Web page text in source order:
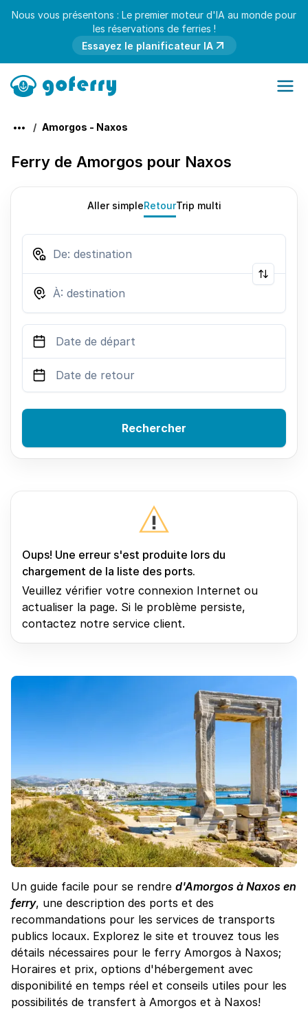
Nous vous présentons : Le premier moteur d'IA au monde pour
les réservations de ferries !
Essayez le planificateur IA
Amorgos - Naxos
Ferry de Amorgos pour Naxos
Un guide facile pour se rendre d'Amorgos à Naxos en
ferry, une description des ports et des
recommandations pour les services de transports
publics locaux. Explorez le site et trouvez tous les
détails nécessaires pour le ferry Amorgos à Naxos;
Horaires et prix, options d'hébergement avec
disponibilité en temps réel et conseils utiles pour les
possibilités de transfert à Amorgos et à Naxos!
Aller simpleRetourTrip multi
Rechercher
Oups! Une erreur s'est produite lors du
chargement de la liste des ports.
Veuillez vérifier votre connexion Internet ou
actualiser la page. Si le problème persiste,
contactez notre service client.